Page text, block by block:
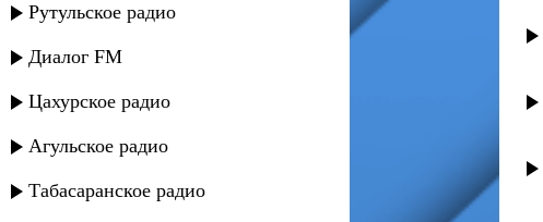
Рутульское радио
Диалог FM
Цахурское радио
Агульское радио
Табасаранское радио